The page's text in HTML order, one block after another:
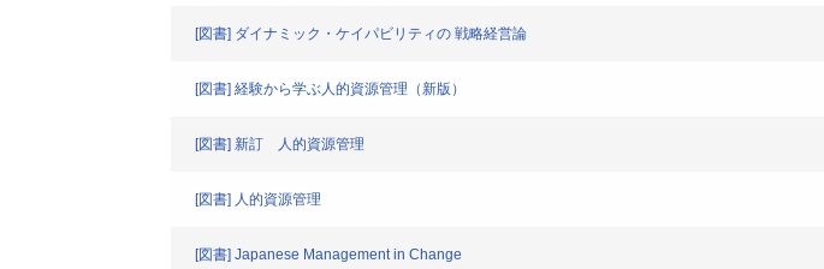
[図書] ダイナミック・ケイパビリティの 戦略経営論
[図書] 経験から学ぶ人的資源管理（新版）
[図書] 新訂 人的資源管理
[図書] 人的資源管理
[図書] Japanese Management in Change